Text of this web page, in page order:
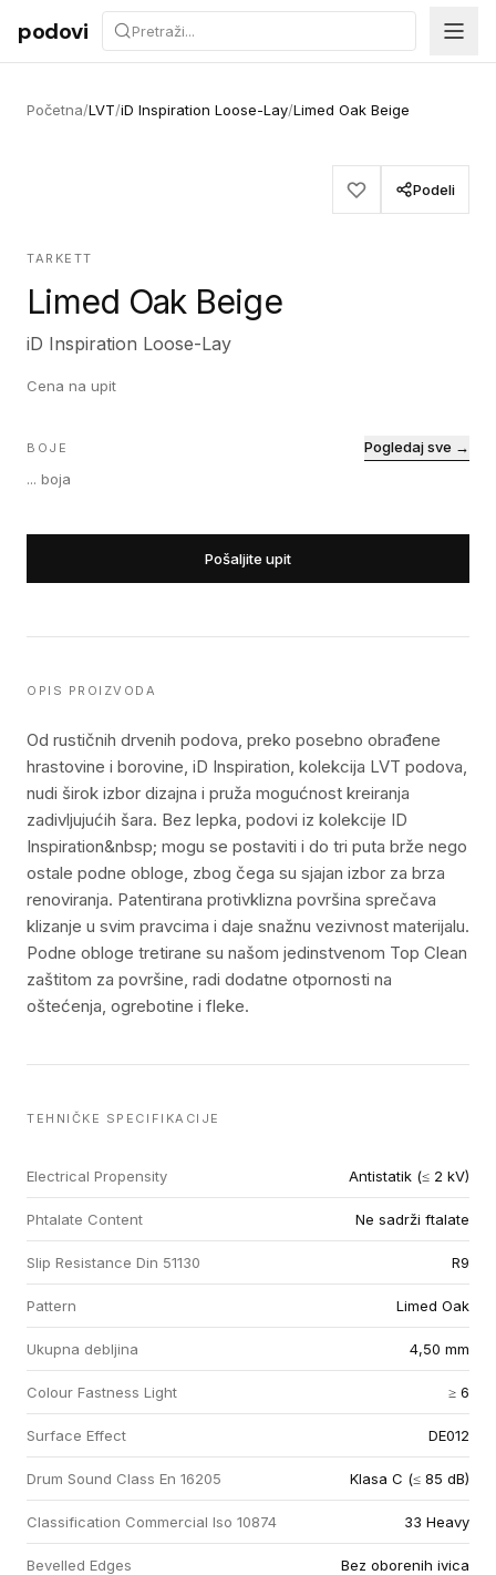
Preskoči na sadržaj
podovi
Početna/LVT/iD Inspiration Loose-Lay/Limed Oak Beige
Podeli
TARKETT
Limed Oak Beige
iD Inspiration Loose-Lay
Cena na upit
BOJE
... boja
Pogledaj sve →
Pošaljite upit
OPIS PROIZVODA
Od rustičnih drvenih podova, preko posebno obrađene
hrastovine i borovine, iD Inspiration, kolekcija LVT podova,
nudi širok izbor dizajna i pruža mogućnost kreiranja
zadivljujućih šara. Bez lepka, podovi iz kolekcije ID
Inspiration&nbsp; mogu se postaviti i do tri puta brže nego
ostale podne obloge, zbog čega su sjajan izbor za brza
renoviranja. Patentirana protivklizna površina sprečava
klizanje u svim pravcima i daje snažnu vezivnost materijalu.
Podne obloge tretirane su našom jedinstvenom Top Clean
zaštitom za površine, radi dodatne otpornosti na
oštećenja, ogrebotine i fleke.
TEHNIČKE SPECIFIKACIJE
Electrical Propensity Antistatik (≤ 2 kV)
Phtalate Content Ne sadrži ftalate
Slip Resistance Din 51130 R9
Pattern Limed Oak
Ukupna debljina 4,50 mm
Colour Fastness Light ≥ 6
Surface Effect DE012
Drum Sound Class En 16205 Klasa C (≤ 85 dB)
Classification Commercial Iso 10874 33 Heavy
Bevelled Edges Bez oborenih ivica